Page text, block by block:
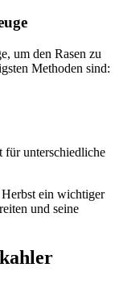
um den Rasen zu
Methoden sind:
für unterschiedliche
ein wichtiger
und seine